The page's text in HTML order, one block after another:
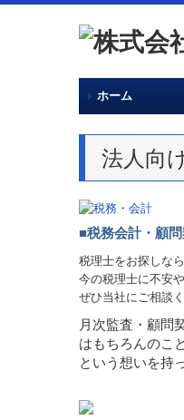
ホーム
法人向
■税務会計・顧
税理士をお探しなら
今の税理士に不安
ぜひ当社にご相談
月次監査・顧問
はもちろんのこ
という想いを持